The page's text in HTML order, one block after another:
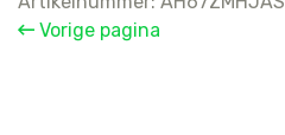
ProVorige pagina